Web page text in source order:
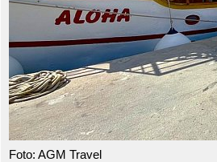
Foto: AGM Travel